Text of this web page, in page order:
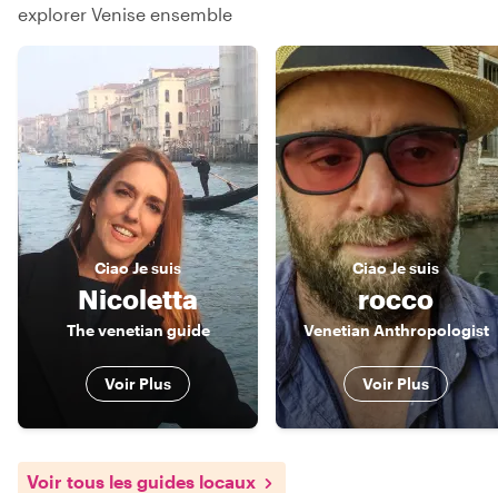
explorer Venise ensemble
CiaoJe suis
Nicoletta
The venetian guide
Voir Plus
CiaoJe suis
rocco
Venetian Anthropologist
Voir Plus
Voir tous les guides locaux